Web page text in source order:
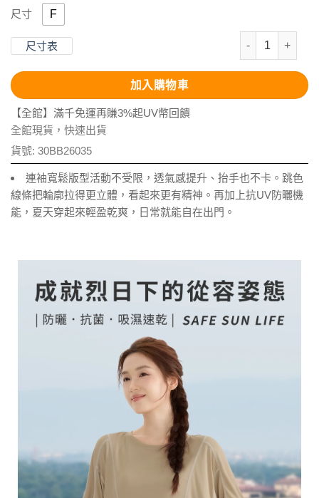
尺寸 F
尺寸表
抗UV-涼感圓
加入購物車
【全館】滿千免運再賺3%起UV幣回饋
全館現貨，快速出貨
貨號: 30BB26035
連袖寬鬆版型活動不受限，透氣感提升、抬手也不卡。跳色
線條把輪廓拉得更立體，看起來更有精神。再加上抗UV防曬機
能，夏天穿起來輕盈乾爽，日常就能自在出門。